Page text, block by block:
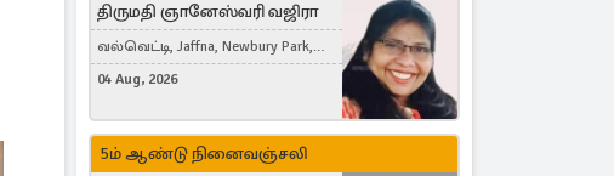
திருமதி ஞானேஸ்வரி வஜிரா
வல்வெட்டி, Jaffna, Newbury Park,
United Kingdom
04 Aug, 2026
5ம் ஆண்டு நினைவஞ்சலி